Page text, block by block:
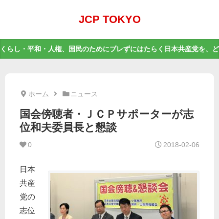
JCP TOKYO
くらし・平和・人権、国民のためにブレずにはたらく日本共産党を、
ホーム ニュース
国会傍聴者・ＪＣＰサポーターが志
位和夫委員長と懇談
0 2018-02-06
日本
共産
党の
志位